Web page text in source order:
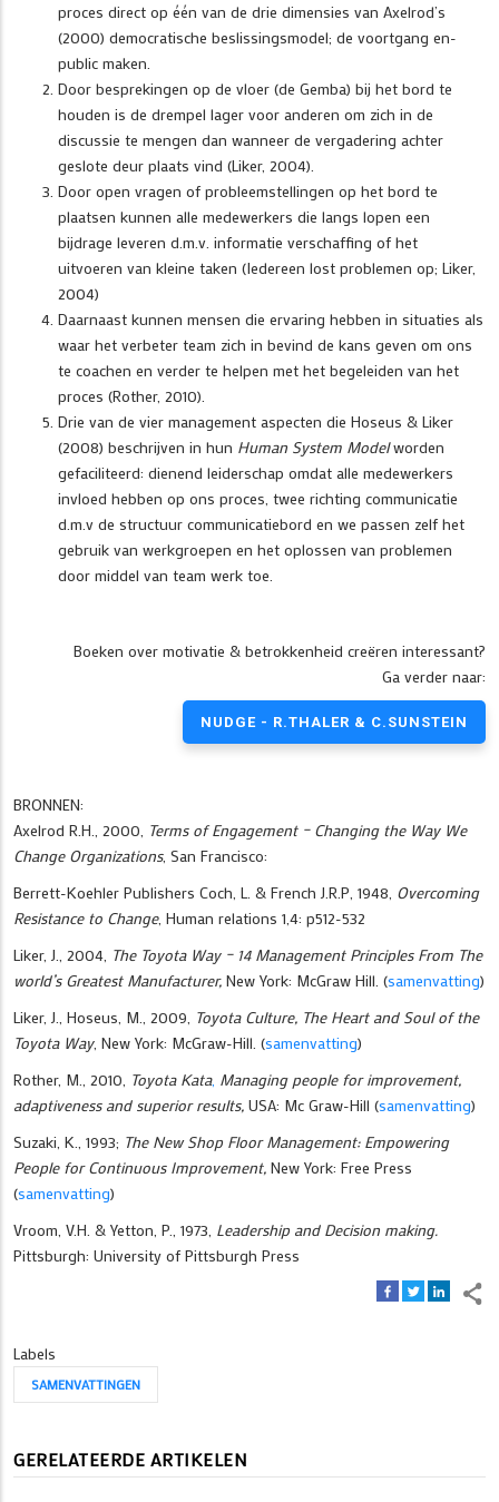
proces direct op één van de drie dimensies van Axelrod’s
(2000) democratische beslissingsmodel; de voortgang en-
public maken.
Door besprekingen op de vloer (de Gemba) bij het bord te
houden is de drempel lager voor anderen om zich in de
discussie te mengen dan wanneer de vergadering achter
geslote deur plaats vind (Liker, 2004).
Door open vragen of probleemstellingen op het bord te
plaatsen kunnen alle medewerkers die langs lopen een
bijdrage leveren d.m.v. informatie verschaffing of het
uitvoeren van kleine taken (Iedereen lost problemen op; Liker,
2004)
Daarnaast kunnen mensen die ervaring hebben in situaties als
waar het verbeter team zich in bevind de kans geven om ons
te coachen en verder te helpen met het begeleiden van het
proces (Rother, 2010).
Drie van de vier management aspecten die Hoseus & Liker
(2008) beschrijven in hun Human System Modelworden
gefaciliteerd: dienend leiderschap omdat alle medewerkers
invloed hebben op ons proces, twee richting communicatie
d.m.v de structuur communicatiebord en we passen zelf het
gebruik van werkgroepen en het oplossen van problemen
door middel van team werk toe.
Boeken over motivatie & betrokkenheid creëren interessant?
Ga verder naar:
NUDGE - R.THALER & C.SUNSTEIN
BRONNEN:
Axelrod R.H., 2000, Terms of Engagement – Changing the Way We
Change Organizations, San Francisco:
Berrett-Koehler Publishers Coch, L. & French J.R.P, 1948, Overcoming
Resistance to Change, Human relations 1,4: p512-532
Liker, J., 2004, The Toyota Way – 14 Management Principles From The
world’s Greatest Manufacturer, New York: McGraw Hill. (samenvatting)
Liker, J., Hoseus, M., 2009, Toyota Culture, The Heart and Soul of the
Toyota Way, New York: McGraw-Hill. (samenvatting)
Rother, M., 2010, Toyota Kata, Managing people for improvement,
adaptiveness and superior results, USA: Mc Graw-Hill (samenvatting)
Suzaki, K., 1993; The New Shop Floor Management: Empowering
People for Continuous Improvement, New York: Free Press
(samenvatting)
Vroom, V.H. & Yetton, P., 1973, Leadership and Decision making.
Pittsburgh: University of Pittsburgh Press
Labels
SAMENVATTINGEN
GERELATEERDE ARTIKELEN